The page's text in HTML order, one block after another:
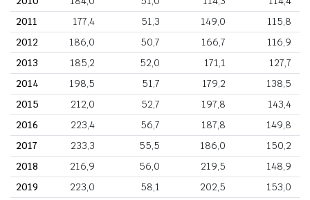
2011
177,4 51,3 149,0
115,8
2012
186,0 50,7 166,7
116,9
2013
185,2 52,0 171,1
127,7
2014
198,5 51,7 179,2
138,5
2015
212,0 52,7 197,8
143,4
2016
223,4 56,7 187,8
149,8
2017
233,3 55,5 186,0
150,2
2018
216,9 56,0 219,5
148,9
2019
223,0 58,1 202,5
153,0